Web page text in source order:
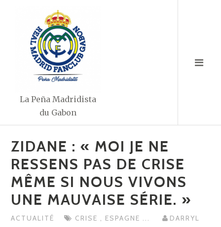
La Peña Madridista
du Gabon
ZIDANE : « MOI JE NE
RESSENS PAS DE CRISE
MÊME SI NOUS VIVONS
UNE MAUVAISE SÉRIE. »
ACTUALITÉ CRISE , ESPAGNE ...
DARRYL